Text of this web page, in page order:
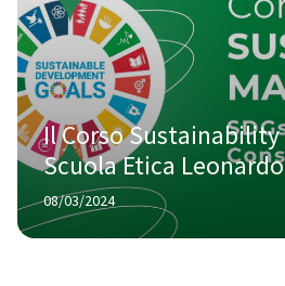
Il Corso Sustainability
Scuola Etica
maggio
08/03/2024